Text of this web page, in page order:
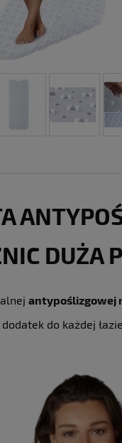
DUŻA
antypoślizgowej
dodatek do każdej